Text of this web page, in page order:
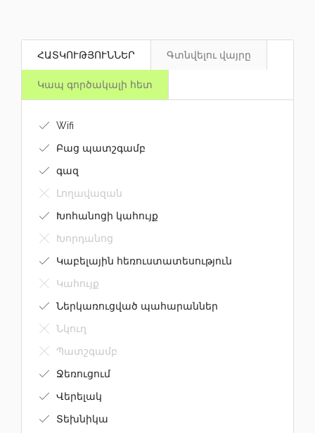
ՀԱՏԿՈՒԹՅՈՒՆՆԵՐ Գտնվելու վայրը
Կապ գործակալի հետ
Wifi
Բաց պատշգամբ
գազ
Լողավազան
Խոհանոցի կահույք
Խորդանոց
Կաբելային հեռուստատեսություն
Կահույք
Ներկառուցված պահարաններ
Նկուղ
Պատշգամբ
Ջեռուցում
Վերելակ
Տեխնիկա